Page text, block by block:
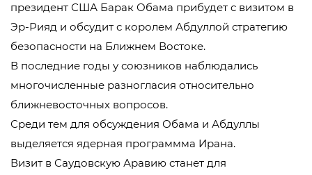
президент США Барак Обама прибудет с визитом в
Эр-Рияд и обсудит с королем Абдуллой стратегию
безопасности на Ближнем Востоке.
В последние годы у союзников наблюдались
многочисленные разногласия относительно
ближневосточных вопросов.
Среди тем для обсуждения Обама и Абдуллы
выделяется ядерная программма Ирана.
Визит в Саудовскую Аравию станет для